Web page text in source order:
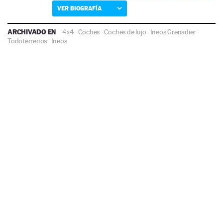
VER BIOGRAFÍA
ARCHIVADO EN 4x4 ·Coches ·Coches de lujo · Ineos Grenadier ·
Todoterrenos · Ineos